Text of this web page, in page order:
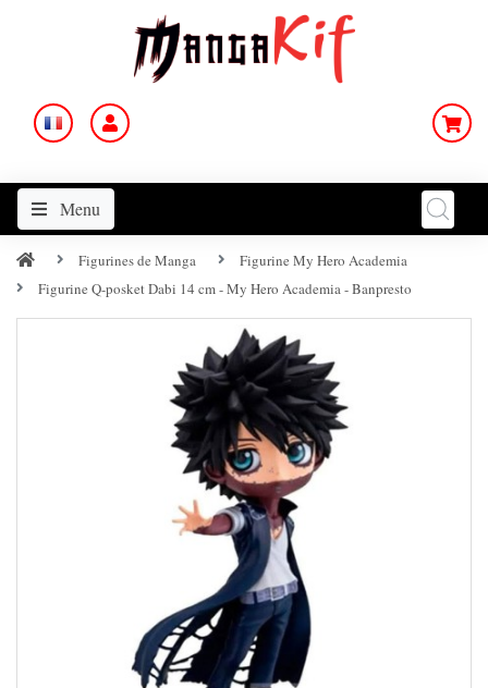
Menu
Figurines de Manga
Figurine My Hero Academia
Figurine Q-posket Dabi 14 cm - My Hero Academia - Banpresto